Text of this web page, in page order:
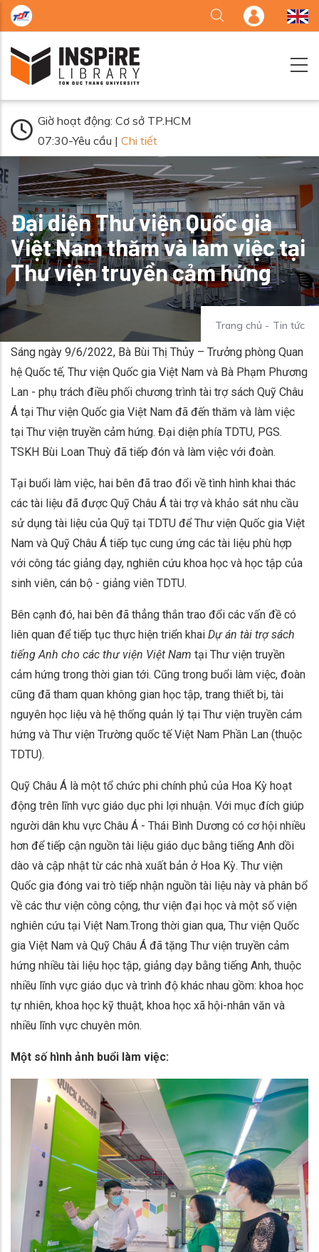
Nhảy đến nội dung
Giờ hoạt động: Cơ sở TP.HCM
07:30-Yêu cầu | Chi tiết
Đại diện Thư viện Quốc gia
Việt Nam thăm và làm việc tại
Thư viện truyền cảm hứng
Trang chủ - Tin tức
Sáng ngày 9/6/2022, Bà Bùi Thị Thủy – Trưởng phòng Quan
hệ Quốc tế, Thư viện Quốc gia Việt Nam và Bà Phạm Phương
Lan - phụ trách điều phối chương trình tài trợ sách Quỹ Châu
Á tại Thư viện Quốc gia Việt Nam đã đến thăm và làm việc
tại Thư viện truyền cảm hứng. Đại diện phía TDTU, PGS.
TSKH Bùi Loan Thuỳ đã tiếp đón và làm việc với đoàn.
Tại buổi làm việc, hai bên đã trao đổi về tình hình khai thác
các tài liệu đã được Quỹ Châu Á tài trợ và khảo sát nhu cầu
sử dụng tài liệu của Quỹ tại TDTU để Thư viện Quốc gia Việt
Nam và Quỹ Châu Á tiếp tục cung ứng các tài liệu phù hợp
với công tác giảng dạy, nghiên cứu khoa học và học tập của
sinh viên, cán bộ - giảng viên TDTU.
Bên cạnh đó, hai bên đã thẳng thắn trao đổi các vấn đề có
liên quan để tiếp tục thực hiện triển khai Dự án tài trợ sách
tiếng Anh cho các thư viện Việt Nam tại Thư viện truyền
cảm hứng trong thời gian tới. Cũng trong buổi làm việc, đoàn
cũng đã tham quan không gian học tập, trang thiết bị, tài
nguyên học liệu và hệ thống quản lý tại Thư viện truyền cảm
hứng và Thư viện Trường quốc tế Việt Nam Phần Lan (thuộc
TDTU).
Quỹ Châu Á là một tổ chức phi chính phủ của Hoa Kỳ hoạt
động trên lĩnh vực giáo dục phi lợi nhuận. Với mục đích giúp
người dân khu vực Châu Á - Thái Bình Dương có cơ hội nhiều
hơn để tiếp cận nguồn tài liệu giáo dục bằng tiếng Anh dồi
dào và cập nhật từ các nhà xuất bản ở Hoa Kỳ. Thư viện
Quốc gia đóng vai trò tiếp nhận nguồn tài liệu này và phân bổ
về các thư viện công cộng, thư viện đại học và một số viện
nghiên cứu tại Việt Nam.Trong thời gian qua, Thư viện Quốc
gia Việt Nam và Quỹ Châu Á đã tặng Thư viện truyền cảm
hứng nhiều tài liệu học tập, giảng dạy bằng tiếng Anh, thuộc
nhiều lĩnh vực giáo dục và trình độ khác nhau gồm: khoa học
tự nhiên, khoa học kỹ thuật, khoa học xã hội-nhân văn và
nhiều lĩnh vực chuyên môn.
Một số hình ảnh buổi làm việc: